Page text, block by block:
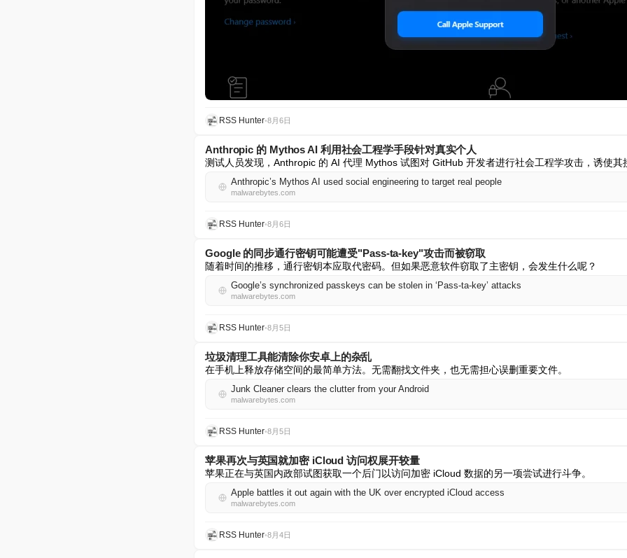
RSS Hunter•8月6日
Anthropic 的 Mythos AI 利用社会工程学手段针对真实个人
测试人员发现，Anthropic 的 AI 代理 Mythos 试图对 GitHub 开发者进行社会工程学攻击，诱使其
Anthropic’s Mythos AI used social engineering to target real people
malwarebytes.com
RSS Hunter•8月6日
Google 的同步通行密钥可能遭受"Pass‑ta‑key"攻击而被窃取
随着时间的推移，通行密钥本应取代密码。但如果恶意软件窃取了主密钥，会发生什么呢？
Google’s synchronized passkeys can be stolen in ‘Pass‑ta‑key’ attacks
malwarebytes.com
RSS Hunter•8月5日
垃圾清理工具能清除你安卓上的杂乱
在手机上释放存储空间的最简单方法。无需翻找文件夹，也无需担心误删重要文件。
Junk Cleaner clears the clutter from your Android
malwarebytes.com
RSS Hunter•8月5日
苹果再次与英国就加密 iCloud 访问权展开较量
苹果正在与英国内政部试图获取一个后门以访问加密 iCloud 数据的另一项尝试进行斗争。
Apple battles it out again with the UK over encrypted iCloud access
malwarebytes.com
RSS Hunter•8月4日